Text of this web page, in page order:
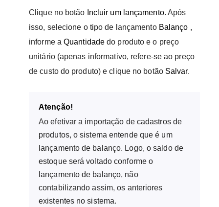
Clique no botão Incluir um lançamento. Após
isso, selecione o tipo de lançamento Balanço ,
informe a Quantidade do produto e o preço
unitário (apenas informativo, refere-se ao preço
de custo do produto) e clique no botão Salvar.
Atenção!
Ao efetivar a importação de cadastros de
produtos, o sistema entende que é um
lançamento de balanço. Logo, o saldo de
estoque será voltado conforme o
lançamento de balanço, não
contabilizando assim, os anteriores
existentes no sistema.